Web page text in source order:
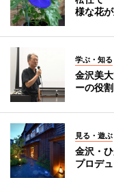
様な花
学ぶ・知る
金沢美
ーの役
見る・遊ぶ
金沢・
プロデ